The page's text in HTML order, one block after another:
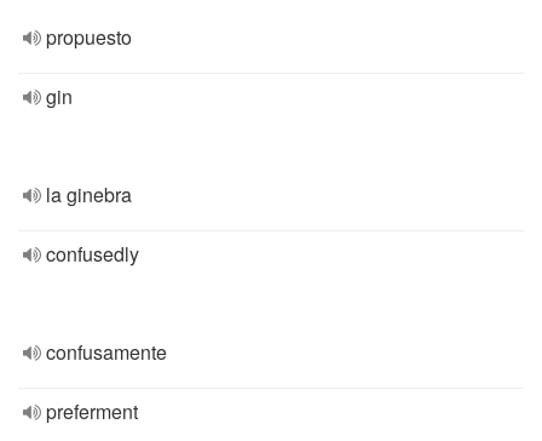
propuesto
gin
la ginebra
confusedly
confusamente
preferment